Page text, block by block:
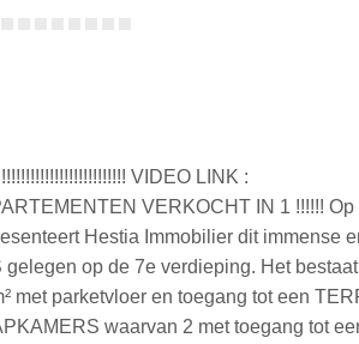
VIDEO LINK :
VERKOCHT IN 1 !!!!!! Op
Hestia Immobilier dit immense
op de 7e verdieping. Het
met parketvloer en toegang tot een
waarvan 2 met toegang tot